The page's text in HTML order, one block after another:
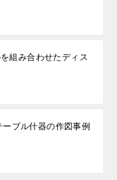
組み合わせたディス
ブル什器の作図事例